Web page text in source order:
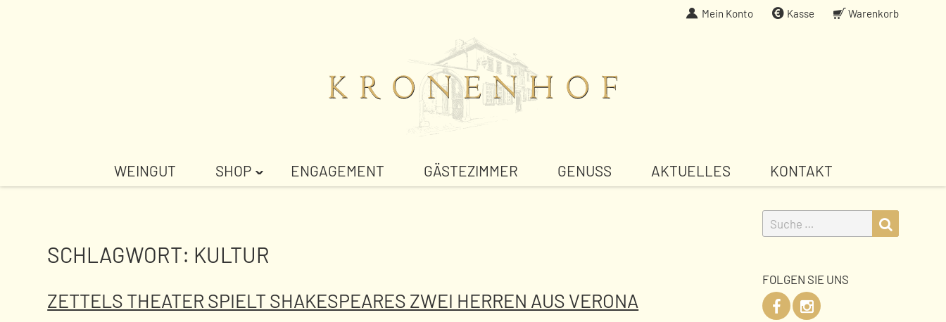
Mein Konto Kasse Warenkorb
WEINGUT SHOP ˇ ENGAGEMENT GÄSTEZIMMER GENUSS AKTUELLES KONTAKT
SCHLAGWORT: KULTUR
ZETTELS THEATER SPIELT SHAKESPEARES ZWEI HERREN AUS VERONA
Suche
nach:
Suche
FOLGEN SIE UNS